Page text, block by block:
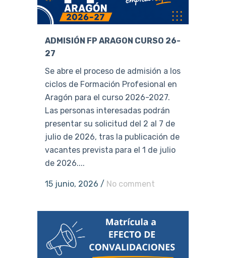
ADMISIÓN FP ARAGON CURSO 26-
27
Se abre el proceso de admisión a los
ciclos de Formación Profesional en
Aragón para el curso 2026-2027.
Las personas interesadas podrán
presentar su solicitud del 2 al 7 de
julio de 2026, tras la publicación de
vacantes prevista para el 1 de julio
de 2026....
15 junio, 2026 / No comment